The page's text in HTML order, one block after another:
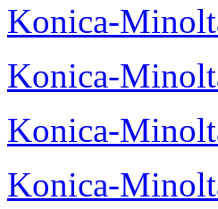
Konica-
Konica-
Konica-
Konica-